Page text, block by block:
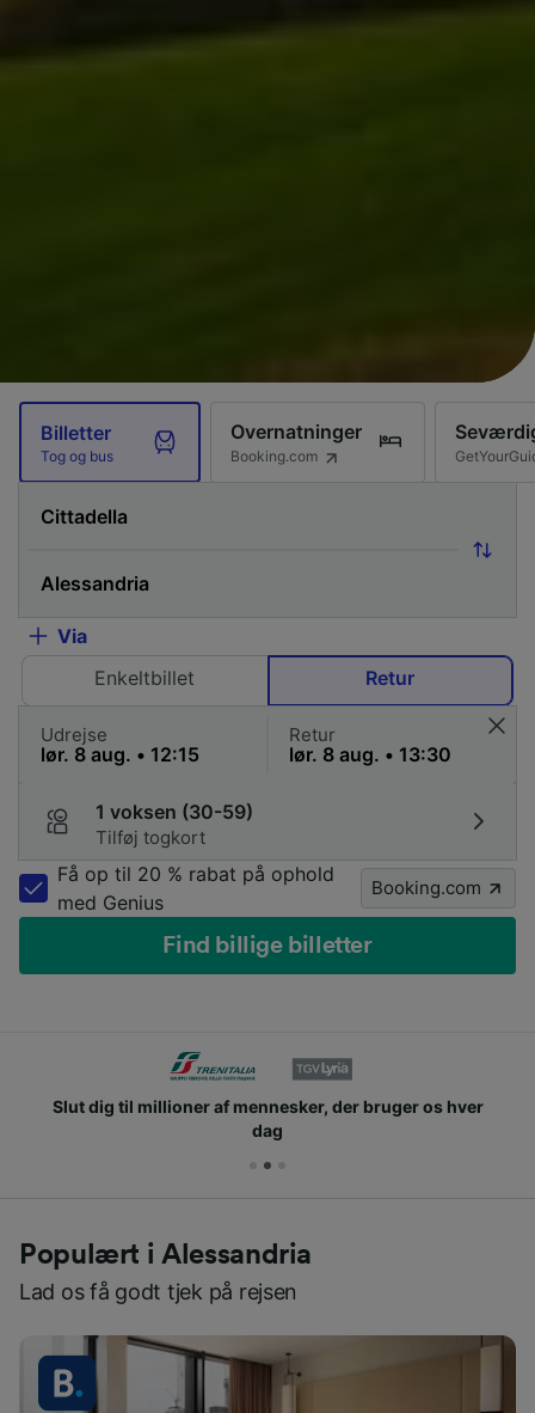
Billetter
Tog og bus
Overnatninger
Booking.com
Via
Enkeltbillet
Retur
Udrejse Retur
1 voksen (30-59)
Tilføj togkort
Få op til 20 % rabat på ophold
med Genius
Booking.com
Find billige billetter
Slut dig til millioner af mennesker, der bruger os hver
dag
Populært i Alessandria
Lad os få godt tjek på rejsen